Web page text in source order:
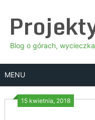
content
Blog o górach,
MENU
15 kwietnia, 2018